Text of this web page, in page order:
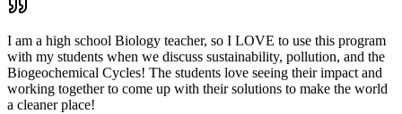
I am a high school Biology teacher, so I LOVE to use this program
with my students when we discuss sustainability, pollution, and the
Biogeochemical Cycles! The students love seeing their impact and
working together to come up with their solutions to make the world
a cleaner place!